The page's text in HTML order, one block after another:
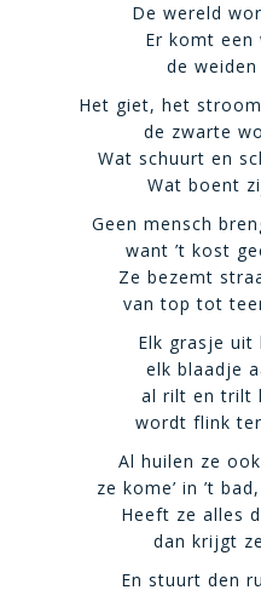
De wereld
Er komt een
de
Het giet, het
de zwarte
Wat schuurt en
Wat boent
Geen mensch
want ’t kost
Ze bezemt
van top tot
Elk grasje
elk blaadje
al rilt en trilt
wordt flink
Al huilen ze
ze kome’ in ’t
Heeft ze alles
dan krijgt
En stuurt den